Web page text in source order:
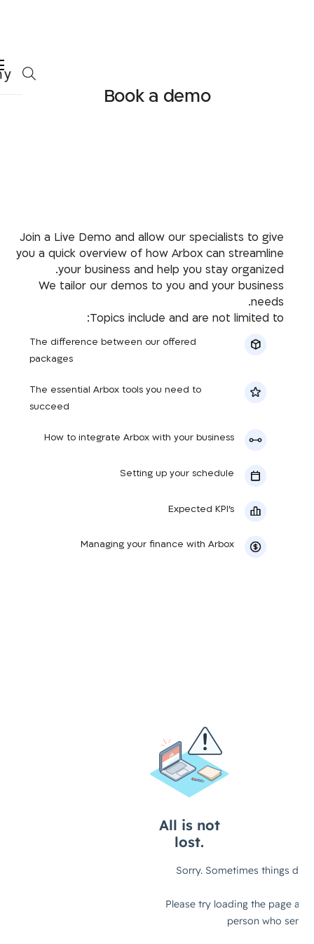
Book a demo
Join a Live Demo and allow our specialists to give
you a quick overview of how Arbox can streamline
your business and help you stay organized.
We tailor our demos to you and your business
needs.
Topics include and are not limited to:
The difference between our offered
packages
The essential Arbox tools you need to
succeed
How to integrate Arbox with your business
Setting up your schedule
Expected KPI’s
Managing your finance with Arbox